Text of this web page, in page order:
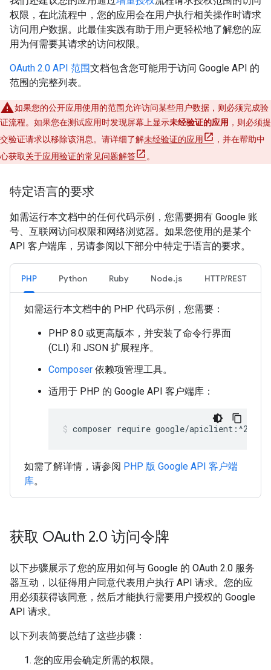
权限，在此流程中，您的应用会在用户执行相关操作时请求
访问用户数据。此最佳实践有助于用户更轻松地了解您的应
用为何需要其请求的访问权限。
OAuth 2.0 API 范围文档包含您可能用于访问 Google API 的
范围的完整列表。
如果您的公开应用使用的范围允许访问某些用户数据，则必须完成验
证流程。如果您在测试应用时发现屏幕上显示未经验证的应用 ，则必须提
交验证请求以移除该消息。请详细了解未经验证的应用
，并在帮助中
心获取关于应用验证的常见问题解答 。
特定语言的要求
如需运行本文档中的任何代码示例，您需要拥有 Google 账
号、互联网访问权限和网络浏览器。如果您使用的是某个
API 客户端库，另请参阅以下部分中特定于语言的要求。
PHP Python Ruby Node.js HTTP/REST
如需运行本文档中的 PHP 代码示例，您需要：
PHP 8.0 或更高版本，并安装了命令行界面
(CLI) 和 JSON 扩展程序。
Composer 依赖项管理工具。
适用于 PHP 的 Google API 客户端库：
composer require google/
如需了解详情，请参阅 PHP 版 Google API 客户端
库。
获取 OAuth 2.0 访问令牌
以下步骤展示了您的应用如何与 Google 的 OAuth 2.0 服务
器互动，以征得用户同意代表用户执行 API 请求。您的应
用必须获得该同意，然后才能执行需要用户授权的 Google
API 请求。
以下列表简要总结了这些步骤：
您的应用会确定所需的权限。